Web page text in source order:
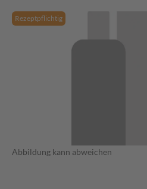
Rezeptpflichtig
Abbildung kann abweichen